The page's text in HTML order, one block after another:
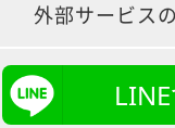
外部サービス